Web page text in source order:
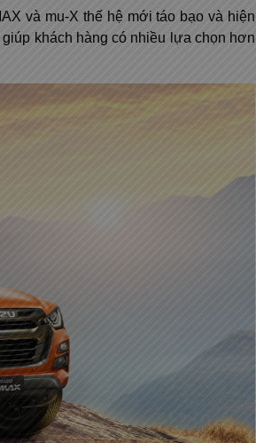
và mu-X thế hệ mới táo bạo và hiện
khách hàng có nhiều lựa chọn hơn